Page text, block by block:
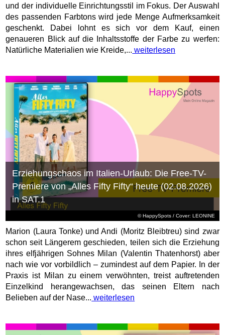
und der individuelle Einrichtungsstil im Fokus. Der Auswahl
des passenden Farbtons wird jede Menge Aufmerksamkeit
geschenkt. Dabei lohnt es sich vor dem Kauf, einen
genaueren Blick auf die Inhaltsstoffe der Farbe zu werfen:
Natürliche Materialien wie Kreide,... weiterlesen
© HappySpots / Cover: LEONINE
Erziehungschaos im Italien-Urlaub: Die Free-TV-
Premiere von „Alles Fifty Fifty“ heute (02.08.2026)
in SAT.1
Marion (Laura Tonke) und Andi (Moritz Bleibtreu) sind zwar
schon seit Längerem geschieden, teilen sich die Erziehung
ihres elfjährigen Sohnes Milan (Valentin Thatenhorst) aber
nach wie vor vorbildlich – zumindest auf dem Papier. In der
Praxis ist Milan zu einem verwöhnten, treist auftretenden
Einzelkind herangewachsen, das seinen Eltern nach
Belieben auf der Nase... weiterlesen